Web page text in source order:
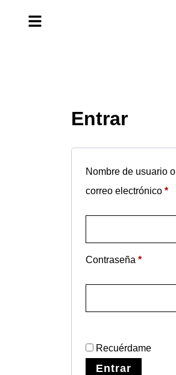
Entrar
Nombre de usuario o
correo electrónico *
Contraseña *
Recuérdame
Entrar